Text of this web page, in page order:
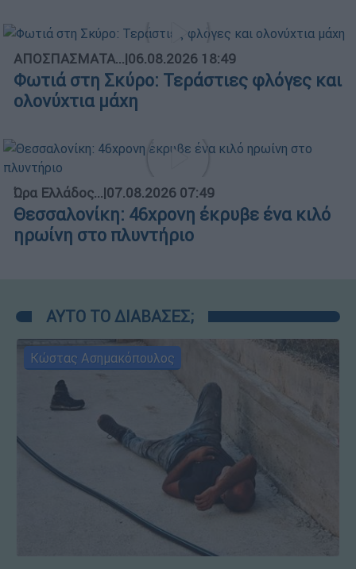
ΑΠΟΣΠΑΣΜΑΤΑ...|06.08.2026 18:49
Φωτιά στη Σκύρο: Τεράστιες φλόγες και
ολονύχτια μάχη
Ώρα Ελλάδος...|07.08.2026 07:49
Θεσσαλονίκη: 46χρονη έκρυβε ένα κιλό
ηρωίνη στο πλυντήριο
ΑΥΤΟ ΤΟ ΔΙΑΒΑΣΕΣ;
Κώστας Ασημακόπουλος